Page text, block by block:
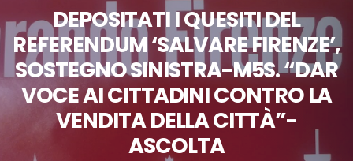
DEPOSITATI I QUESITI DEL
REFERENDUM ‘SALVARE FIRENZE’,
SOSTEGNO SINISTRA-M5S. “DAR
VOCE AI CITTADINI CONTRO LA
VENDITA DELLA CITTÀ”-
ASCOLTA